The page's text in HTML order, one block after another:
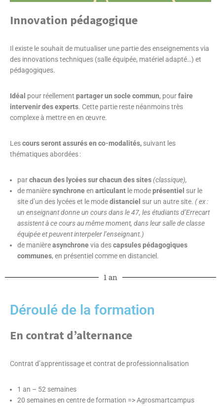
Innovation pédagogique
Il existe le souhait de mutualiser une partie des enseignements via
des innovations techniques (salle équipée, matériel adapté…) et
pédagogiques.
Idéal pour réellement partager un socle commun, pourfaire
intervenir des experts. Cette partie reste néanmoins très
complexe à mettre en en œuvre.
Lescours seront assurés en co-modalités, suivant les
thématiques abordées :
parchacun des lycées sur chacun des sites(classique),
de manièresynchroneen articulant le modeprésentiel sur le
site d’un des lycées et le modedistanciel sur un autre site. ( ex :
un enseignant donne un cours dans le 47, les étudiants d’Errecart
assistent à ce cours au même moment, dans leur salle de classe
équipée et peuvent interpeler l’enseignant.)
de manièreasynchronevia descapsules pédagogiques
communes, en présentiel comme en distanciel.
1 an
Déroulé de la formation
En contrat d’alternance
Contrat d’apprentissage et contrat de professionnalisation
1 an – 52 semaines
20 semaines en centre de formation => Agrosmartcampus